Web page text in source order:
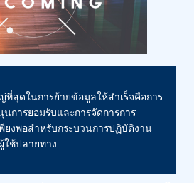
ที่สุดในการย้ายข้อมูลให้สำเร็จคือการ
การยอมรับและการจัดการการ
ยงพอสำหรับกระบวนการปฏิบัติงาน
ใช้ปลายทาง